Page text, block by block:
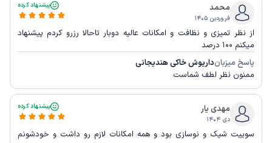
محمد
فروردین ۱۴۰۵
پیشنهاد کرده
از نظر تمیزی و نظافت و امکانات عالیه دوبار تاحالا رزرو کردم پیشنهاد
میکنم ۱۰۰ درصد
پاسخ میزبانداریوش خاکی هندیجانی
ممنون نظر لطف شماست
مهدی یار
دی ۱۴۰۴
پیشنهاد کرده
سوییت شیک و نوسازی بود و همه امکانات لازم رو داشت و خودشونم